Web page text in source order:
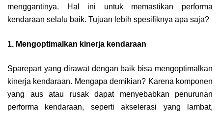
menggantinya. Hal ini untuk memastikan performa
kendaraan selalu baik. Tujuan lebih spesifiknya apa saja?
1. Mengoptimalkan kinerja kendaraan
Sparepart yang dirawat dengan baik bisa mengoptimalkan
kinerja kendaraan. Mengapa demikian? Karena komponen
yang aus atau rusak dapat menyebabkan penurunan
performa kendaraan, seperti akselerasi yang lambat,